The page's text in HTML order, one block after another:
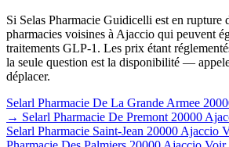
Si Selas Pharmacie Guidicelli est en rupture
pharmacies voisines à Ajaccio qui peuvent
traitements GLP-1. Les prix étant
la seule question est la disponibilité —
déplacer.
Selarl Pharmacie De La Grande Armee
→ Selarl Pharmacie De Premont 20000
Selarl Pharmacie Saint-Jean 20000 Ajaccio